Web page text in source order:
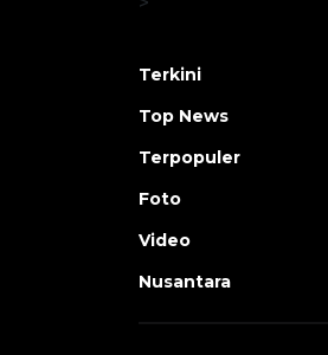
Terkini
Top News
Terpopuler
Foto
Video
Nusantara